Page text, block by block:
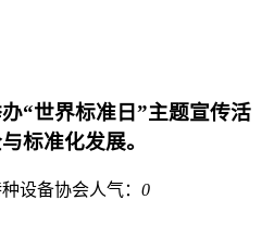
“世界标准日”主题宣传活
标准化发展。
设备协会人气： 0